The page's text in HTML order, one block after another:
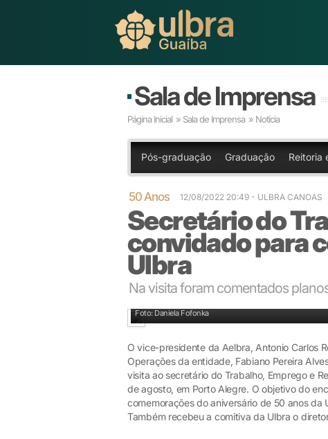
Sala de Imprensa
Página Inicial » Sala de Imprensa » Notícia
Pós-graduação Graduação Reitoria
50 Anos 12/08/2022 20:49 - ULBRA CANOAS
Secretário do
convidado para
Ulbra
Na visita foram comentados
Foto: Daniela Fofonka
O vice-presidente da Aelbra, Antonio Carlos
Operações da entidade, Fabiano Pereira
visita ao secretário do Trabalho, Emprego e
de agosto, em Porto Alegre. O objetivo do
comemorações do aniversário de 50 anos
Também recebeu a comitiva da Ulbra o